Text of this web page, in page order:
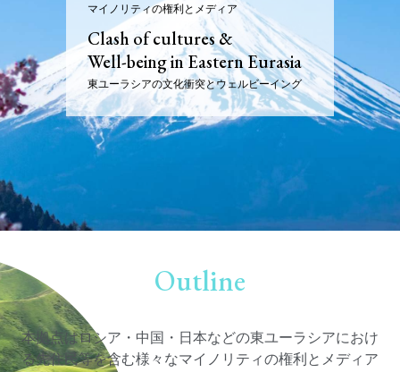
マイノリティの権利とメディア
Clash of cultures &
Well-being in Eastern Eurasia
東ユーラシアの文化衝突とウェルビーイング
Outline
本拠点はロシア・中国・日本などの東ユーラシアにおけ
る先住民等を含む様々なマイノリティの権利とメディア